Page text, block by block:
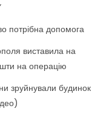
потрібна допомога
виставила на
на операцію
зруйнували будинок